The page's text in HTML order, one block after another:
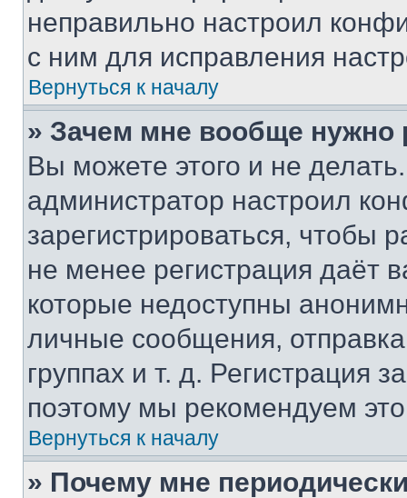
неправильно настроил
с ним для исправления
Вернуться к началу
» Зачем мне вообще нужно
Вы можете этого и не
администратор настроил
зарегистрироваться, чтобы
не менее регистрация даёт
которые недоступны
личные сообщения,
группах и т. д. Регистрация
поэтому мы рекомендуем
Вернуться к началу
» Почему мне